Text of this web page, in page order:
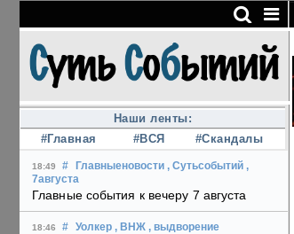
Наши ленты:
#Главная
#ВСЯ #Скандалы
18:49 # Главныеновости , Сутьсобытий ,
7августа
Главные события к вечеру 7 августа
18:46 # Уолкер , ВНЖ , выдворение